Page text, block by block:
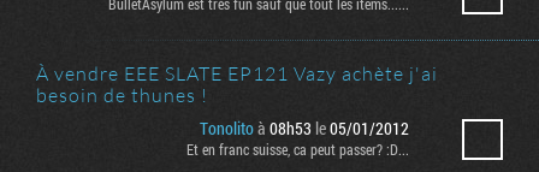
À vendre EEE SLATE EP121 Vazy achète j'ai
besoin de thunes !
Tonolitoà08h53 le05/01/2012
Et en franc suisse, ca peut passer? :D...